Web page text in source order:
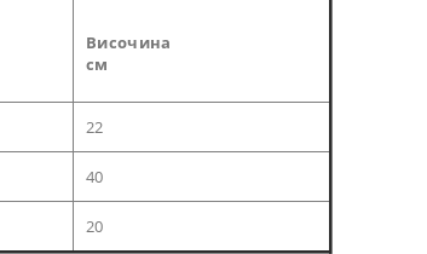
Височина
см
22
40
20